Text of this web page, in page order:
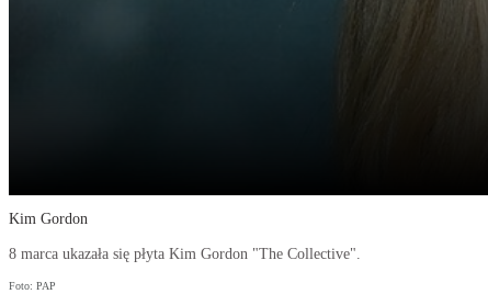
Kim Gordon
8 marca ukazała się płyta Kim Gordon "The Collective".
Foto: PAP